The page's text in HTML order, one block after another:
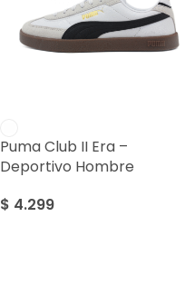
Puma Club II Era –
Deportivo Hombre
$ 4.299